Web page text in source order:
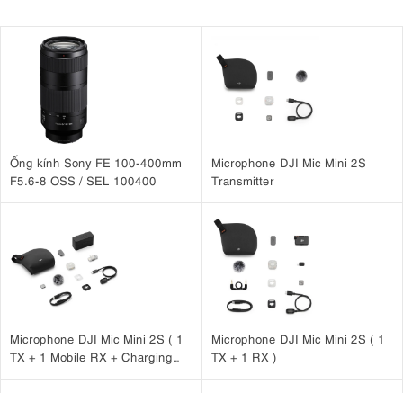
Ống kính Sony FE 100-400mm
F5.6-8 OSS / SEL 100400
Microphone DJI Mic Mini 2S
Transmitter
Microphone DJI Mic Mini 2S ( 1
TX + 1 Mobile RX + Charging
Microphone DJI Mic Mini 2S ( 1
TX + 1 RX )